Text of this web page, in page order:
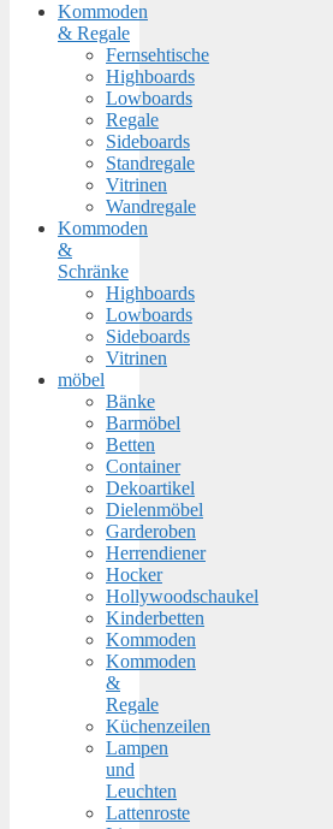
Kommoden
& Regale
Fernsehtische
Highboards
Lowboards
Regale
Sideboards
Standregale
Vitrinen
Wandregale
Kommoden
&
Schränke
Highboards
Lowboards
Sideboards
Vitrinen
möbel
Bänke
Barmöbel
Betten
Container
Dekoartikel
Dielenmöbel
Garderoben
Herrendiener
Hocker
Hollywoodschaukel
Kinderbetten
Kommoden
Kommoden
&
Regale
Küchenzeilen
Lampen
und
Leuchten
Lattenroste